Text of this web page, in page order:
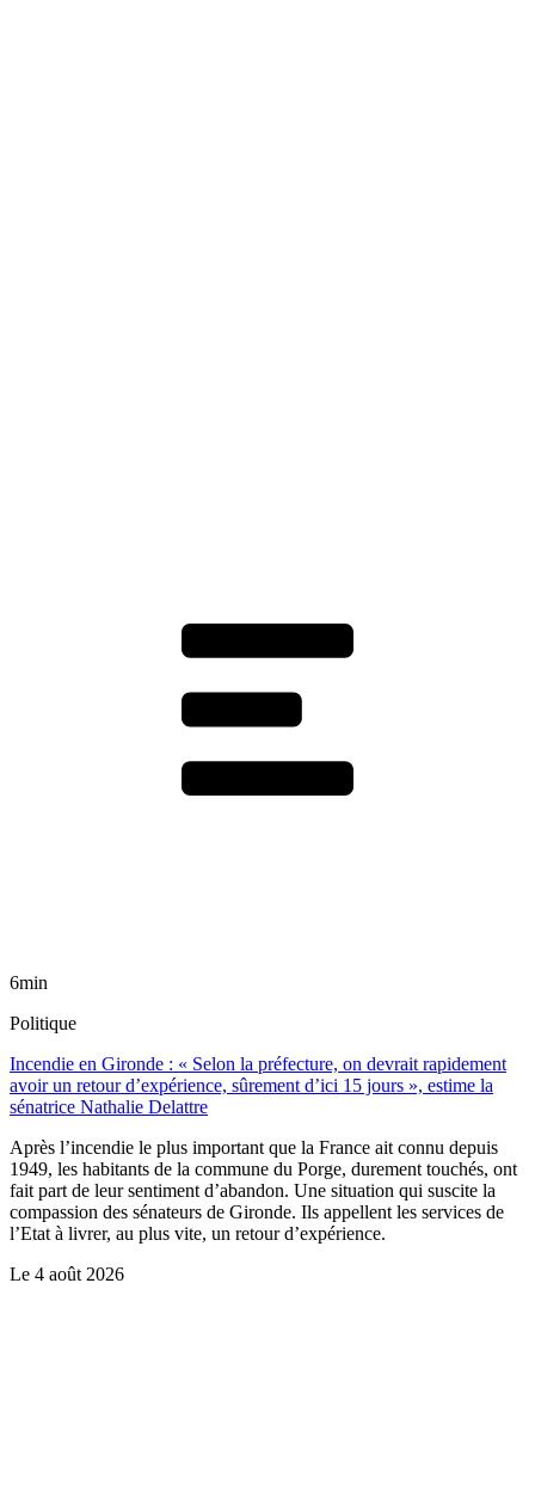
6min
Politique
Incendie en Gironde : « Selon la préfecture, on devrait rapidement
avoir un retour d’expérience, sûrement d’ici 15 jours », estime la
sénatrice Nathalie Delattre
Après l’incendie le plus important que la France ait connu depuis
1949, les habitants de la commune du Porge, durement touchés, ont
fait part de leur sentiment d’abandon. Une situation qui suscite la
compassion des sénateurs de Gironde. Ils appellent les services de
l’Etat à livrer, au plus vite, un retour d’expérience.
Le 4 août 2026